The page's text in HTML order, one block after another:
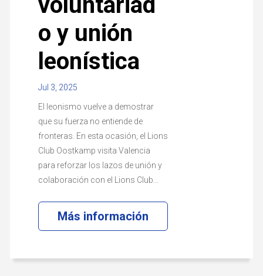
o y unión
leonística
Jul 3, 2025
El leonismo vuelve a demostrar
que su fuerza no entiende de
fronteras. En esta ocasión, el Lions
Club Oostkamp visita Valencia
para reforzar los lazos de unión y
colaboración con el Lions Club...
Más información